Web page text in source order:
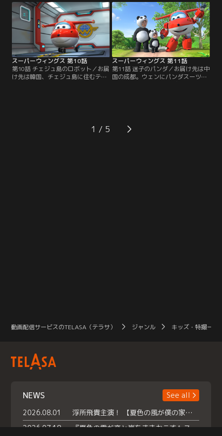
ような巨大な絵を地面に描くためド
ローンを頼んでいたのだ。2人は絵
を描き始めるが、マイタが作った描
くための道具をジェットがあやまっ
て壊してしまう。SWのドニーが駆
けつけ…。
ハマドのミスでタワーが壊れそうに
なり、スーパー・ウィングスに助け
を求める。ジェットはやってきたデ
ィジーたちと事態を収め、壊れてし
まった地球儀もサイードのアイデア
で…。
スーパーウィングス 第10話
第10話 チェジュ島のロボット／お届
け先は韓国、チェジュ島に住むテフ
た。ジェットはスーパー・ウィング
スと共にテフンのロボ「チェジュ・
スーパーウィングス 第11話
第11話 迷子のパンダ／お届け先は中
国の成都。ウェンにパンダスーツを
するのだった
1
動画配信サービスのTELASA（テラサ） ジャンル キッズ・特撮一覧
NEWS
See all
2026.08.01
浮所飛貴主演！ 【夏色の風が僕の家にやってきた】 本日よりテラサで独占配信スタート！
2026.07.18
『夏色の雲が恋と嵐をまきおこす』スペシャルメイキング 【Part1】2026年７月18日（土）23時30分～配信スタート！話題のシーンの裏側を大公開！豪華キャスト大集合！ 『武宮家 真夏の家族会議』開催！